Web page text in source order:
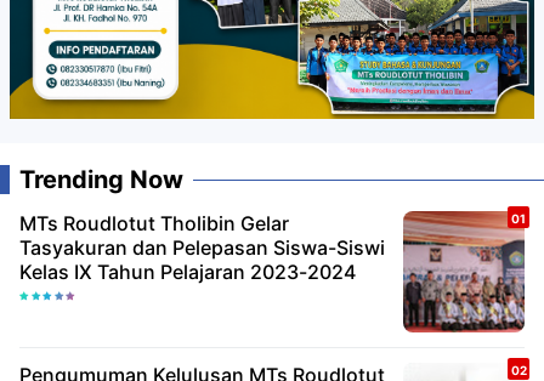
Trending Now
MTs Roudlotut Tholibin Gelar
Tasyakuran dan Pelepasan Siswa-Siswi
Kelas IX Tahun Pelajaran 2023-2024
Pengumuman Kelulusan MTs Roudlotut